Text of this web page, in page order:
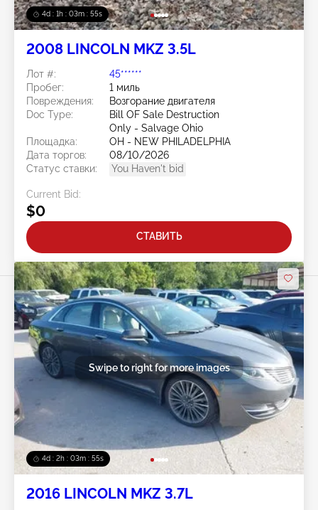
4d : 1h : 03m : 52s
2008 LINCOLN MKZ 3.5L
Лот #:
45******
Пробег:
1 миль
Повреждения:
Возгорание двигателя
Doc Type:
Bill OF Sale Destruction
Only - Salvage Ohio
Площадка:
OH - NEW PHILADELPHIA
Дата торгов:
08/10/2026
Статус ставки:
You Haven't bid
Current Bid:
$0
СТАВИТЬ
4d : 2h : 03m : 52s
Swipe to right for more images
2016 LINCOLN MKZ 3.7L